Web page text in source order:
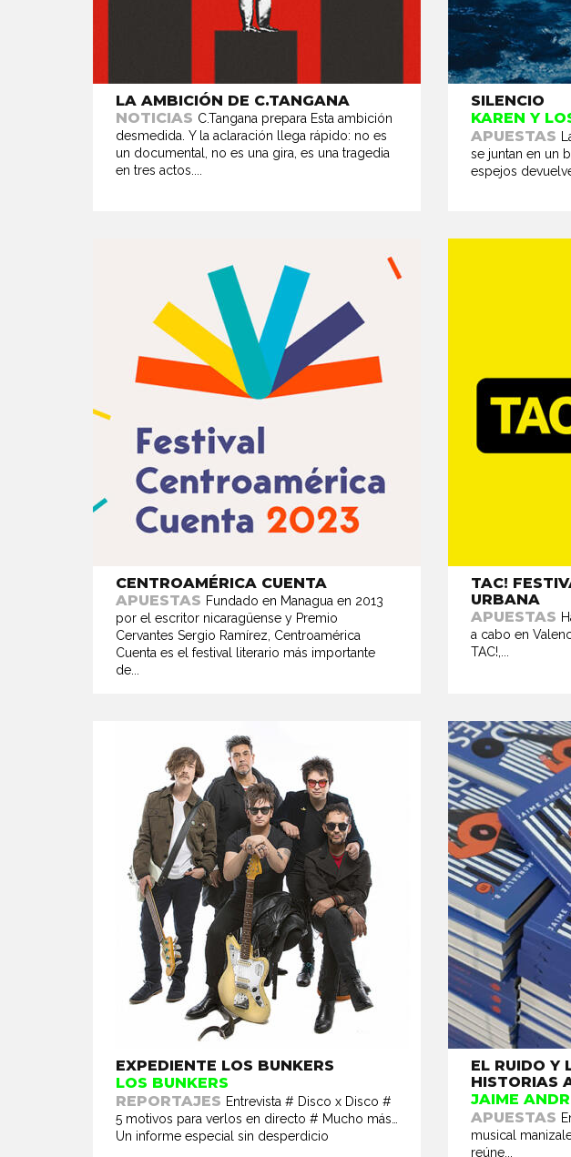
LA AMBICIÓN DE C.TANGANA
NOTICIAS C.Tangana prepara Esta ambición
desmedida. Y la aclaración llega rápido: no es
un documental, no es una gira, es una tragedia
en tres actos....
SILENCIO
KAREN Y
APUESTAS
se juntan en un
espejos
CENTROAMÉRICA CUENTA
APUESTAS Fundado en Managua en 2013
por el escritor nicaragüense y Premio
Cervantes Sergio Ramírez, Centroamérica
Cuenta es el festival literario más importante
de...
TAC!
URBANA
APUESTAS
a cabo en
TAC!,...
EXPEDIENTE LOS BUNKERS
LOS BUNKERS
REPORTAJES Entrevista # Disco x Disco #
5 motivos para verlos en directo # Mucho más…
Un informe especial sin desperdicio
EL RUIDO Y
HISTORIAS
JAIME
APUESTAS
musical
reúne...